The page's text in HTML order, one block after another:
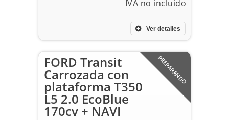
Ver detalles
PREPARANDO
FORD Transit
Carrozada con
plataforma T350
L5 2.0 EcoBlue
170cv + NAVI